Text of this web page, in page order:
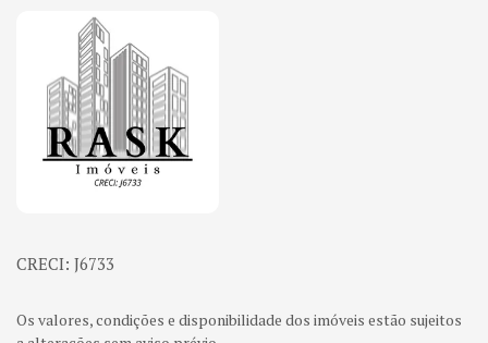
Página inicial
CRECI: J6733
Os valores, condições e disponibilidade dos imóveis estão sujeitos